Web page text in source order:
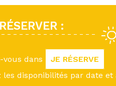
:
vous dans
JE RÉSERVE
les disponibilités par date et